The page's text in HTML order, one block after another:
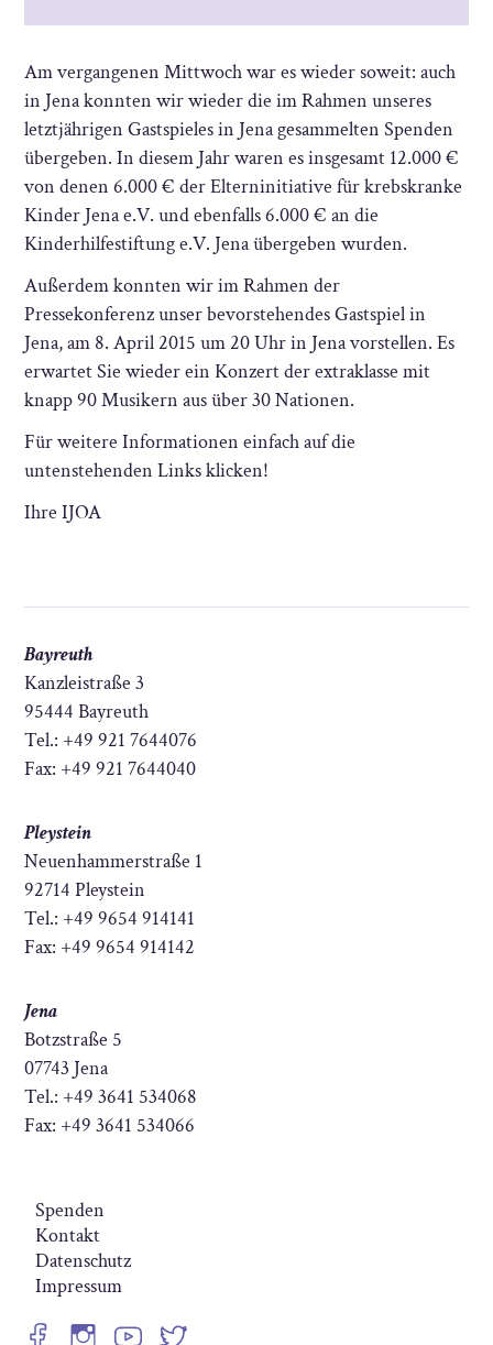
Am vergangenen Mittwoch war es wieder soweit: auch
in Jena konnten wir wieder die im Rahmen unseres
letztjährigen Gastspieles in Jena gesammelten Spenden
übergeben. In diesem Jahr waren es insgesamt 12.000 €
von denen 6.000 € der Elterninitiative für krebskranke
Kinder Jena e.V. und ebenfalls 6.000 € an die
Kinderhilfestiftung e.V. Jena übergeben wurden.
Außerdem konnten wir im Rahmen der
Pressekonferenz unser bevorstehendes Gastspiel in
Jena, am 8. April 2015 um 20 Uhr in Jena vorstellen. Es
erwartet Sie wieder ein Konzert der extraklasse mit
knapp 90 Musikern aus über 30 Nationen.
Für weitere Informationen einfach auf die
untenstehenden Links klicken!
Ihre IJOA
Bayreuth
Kanzleistraße 3
95444 Bayreuth
Tel.: +49 921 7644076
Fax: +49 921 7644040
Pleystein
Neuenhammerstraße 1
92714 Pleystein
Tel.: +49 9654 914141
Fax: +49 9654 914142
Jena
Botzstraße 5
07743 Jena
Tel.: +49 3641 534068
Fax: +49 3641 534066
Spenden
Kontakt
Datenschutz
Impressum